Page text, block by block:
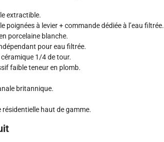
extractible.
poignées à levier + commande dédiée à l’eau filtrée.
porcelaine blanche.
pour eau filtrée.
céramique 1/4 de tour.
faible teneur en plomb.
britannique.
résidentielle haut de gamme.